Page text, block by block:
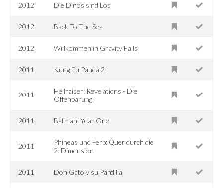
2012 Die Dinos sind Los
2012 Back To The Sea
2012 Willkommen in Gravity Falls
2011 Kung Fu Panda 2
2011
Hellraiser: Revelations - Die
Offenbarung
2011 Batman: Year One
2011
Phineas und Ferb: Quer durch die
2. Dimension
2011 Don Gato y su Pandilla